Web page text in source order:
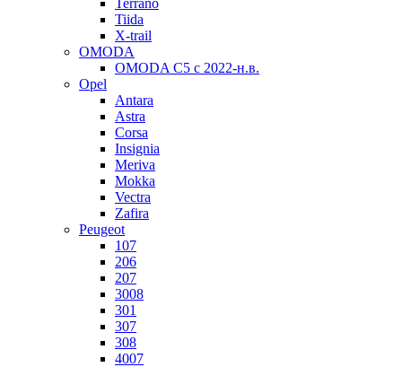
Terrano
Tiida
X-trail
OMODA
OMODA C5 c 2022-н.в.
Opel
Antara
Astra
Corsa
Insignia
Meriva
Mokka
Vectra
Zafira
Peugeot
107
206
207
3008
301
307
308
4007